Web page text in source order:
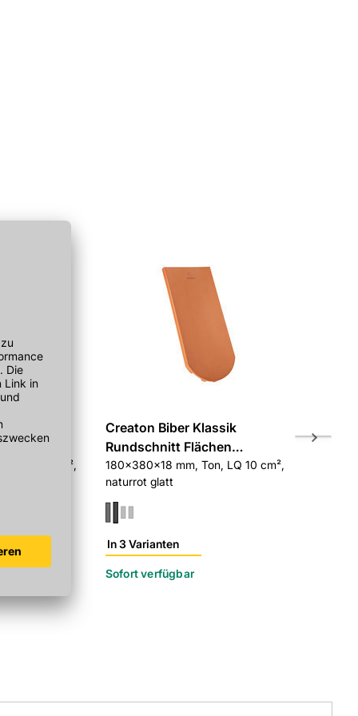
LQ 25 cm²,
Creaton Biber Klassik
Rundschnitt Flächen
Lüfterziegel
180x380x18 mm, Ton, LQ 10 cm²,
naturrot glatt
In 3 Varianten
Sofort verfügbar
Ton,